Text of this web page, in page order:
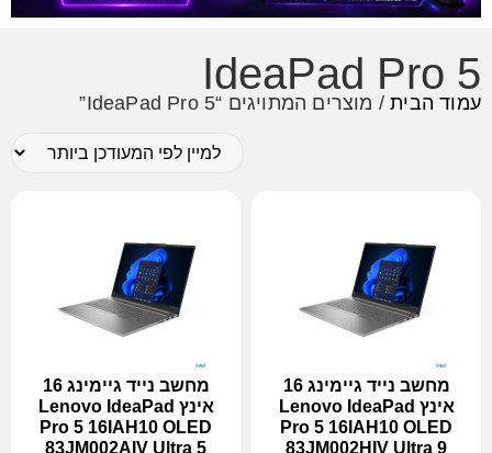
IdeaPad Pro 5
עמוד הבית/ מוצרים המתויגים “IdeaPad Pro 5”
מחשב נייד גיימינג 16
אינץ Lenovo IdeaPad
Pro 5 16IAH10 OLED
83JM002HIV Ultra 9
מחשב נייד גיימינג 16
אינץ Lenovo IdeaPad
Pro 5 16IAH10 OLED
83JM002AIV Ultra 5